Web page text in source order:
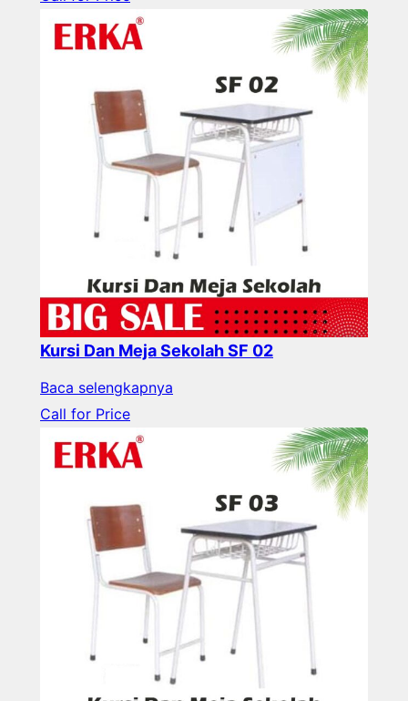
Kursi Dan Meja Sekolah SF 02
Baca selengkapnya
Call for Price